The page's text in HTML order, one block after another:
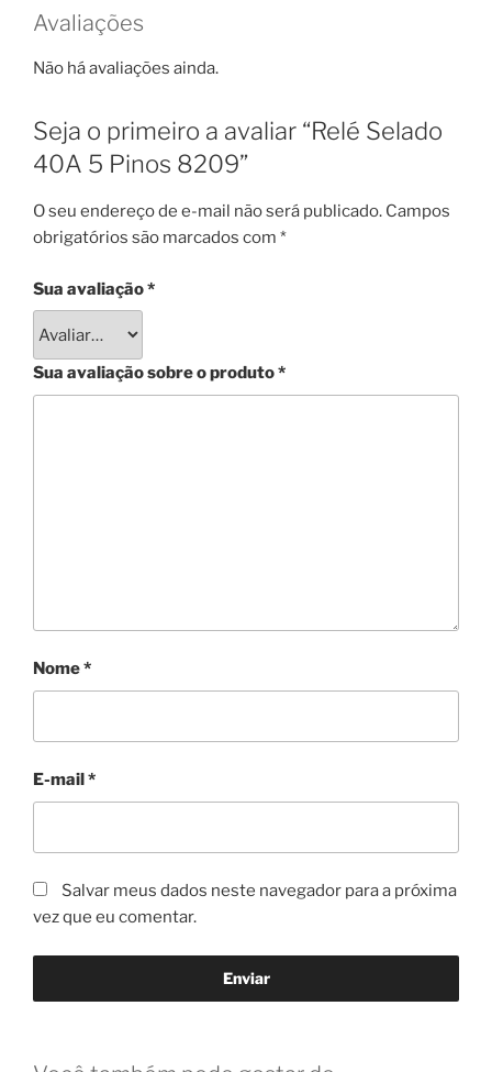
Avaliações
Não há avaliações ainda.
Seja o primeiro a avaliar “Relé Selado
40A 5 Pinos 8209”
O seu endereço de e-mail não será publicado. Campos
obrigatórios são marcados com *
Sua avaliação*
Sua avaliação sobre o produto*
Nome*
E-mail *
Salvar meus dados neste navegador para a próxima
vez que eu comentar.